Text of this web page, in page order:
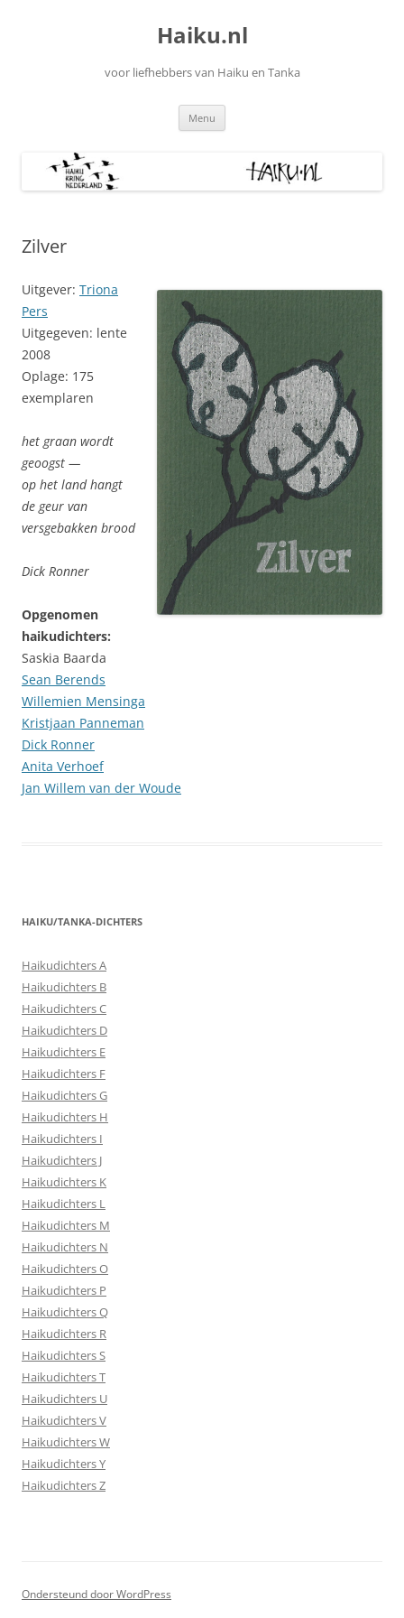
Haiku.nl
voor liefhebbers van Haiku en Tanka
Menu
Zilver
Uitgever: Triona
Pers
Uitgegeven: lente
2008
Oplage: 175
exemplaren
het graan wordt
geoogst —
op het land hangt
de geur van
versgebakken brood
Dick Ronner
Opgenomen
haikudichters:
Saskia Baarda
Sean Berends
Willemien Mensinga
Kristjaan Panneman
Dick Ronner
Anita Verhoef
Jan Willem van der Woude
HAIKU/TANKA-DICHTERS
Haikudichters A
Haikudichters B
Haikudichters C
Haikudichters D
Haikudichters E
Haikudichters F
Haikudichters G
Haikudichters H
Haikudichters I
Haikudichters J
Haikudichters K
Haikudichters L
Haikudichters M
Haikudichters N
Haikudichters O
Haikudichters P
Haikudichters Q
Haikudichters R
Haikudichters S
Haikudichters T
Haikudichters U
Haikudichters V
Haikudichters W
Haikudichters Y
Haikudichters Z
Ondersteund door WordPress